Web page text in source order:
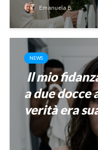
Emanuela B.
NEWS
Il mio
a due docce
verità era